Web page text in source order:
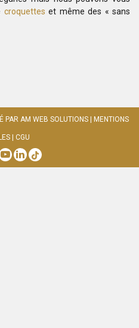
croquettes et même des « sans
PAR AM WEB SOLUTIONS MENTIONS
CGU